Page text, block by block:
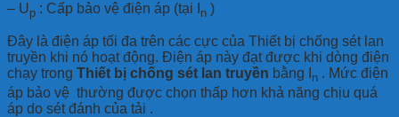
– Up : Cấp bảo vệ điện áp (tại I n )
Đây là điện áp tối đa trên các cực của Thiết bị chống sét lan
truyền khi nó hoạt động. Điện áp này đạt được khi dòng điện
chạy trong Thiết bị chống sét lan truyền bằng I n . Mức điện
áp bảo vệ thường được chọn thấp hơn khả năng chịu quá
áp do sét đánh của tải .